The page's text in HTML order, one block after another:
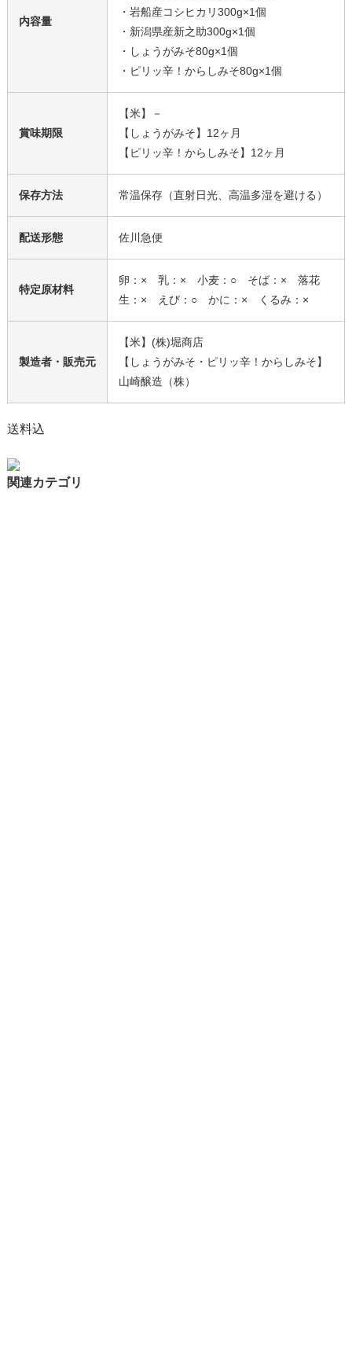
内容量
・岩船産コシヒカリ300g×1個
・新潟県産新之助300g×1個
・しょうがみそ80g×1個
・ピリッ辛！からしみそ80g×1個
賞味期限
【米】－
【しょうがみそ】12ヶ月
【ピリッ辛！からしみそ】12ヶ月
保存方法 常温保存（直射日光、高温多湿を避ける）
配送形態 佐川急便
特定原材料
卵：× 乳：× 小麦：○ そば：× 落花
生：× えび：○ かに：× くるみ：×
製造者・販売元
【米】(株)堀商店
【しょうがみそ・ピリッ辛！からしみそ】
山崎醸造（株）
送料込